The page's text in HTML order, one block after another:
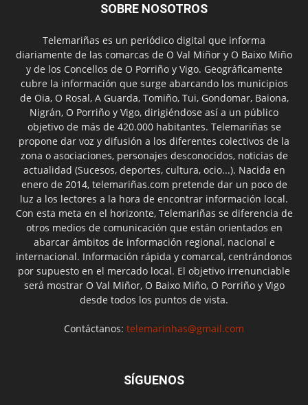
SOBRE NOSOTROS
Telemariñas es un periódico digital que informa
diariamente de las comarcas de O Val Miñor y O Baixo Miño
y de los Concellos de O Porriño y Vigo. Geográficamente
cubre la información que surge abarcando los municipios
de Oia, O Rosal, A Guarda, Tomiño, Tui, Gondomar, Baiona,
Nigrán, O Porriño y Vigo, dirigiéndose así a un público
objetivo de más de 420.000 habitantes. Telemariñas se
propone dar voz y difusión a los diferentes colectivos de la
zona o asociaciones, personajes desconocidos, noticias de
actualidad (Sucesos, deportes, cultura, ocio...). Nacida en
enero de 2014, telemariñas.com pretende dar un poco de
luz a los lectores a la hora de encontrar información local.
Con esta meta en el horizonte, Telemariñas se diferencia de
otros medios de comunicación que están orientados en
abarcar ámbitos de información regional, nacional e
internacional. Información rápida y comarcal, centrándonos
por supuesto en el mercado local. El objetivo irrenunciable
será mostrar O Val Miñor, O Baixo Miño, O Porriño y Vigo
desde todos los puntos de vista.
Contáctanos: telemarinhas@gmail.com
SÍGUENOS